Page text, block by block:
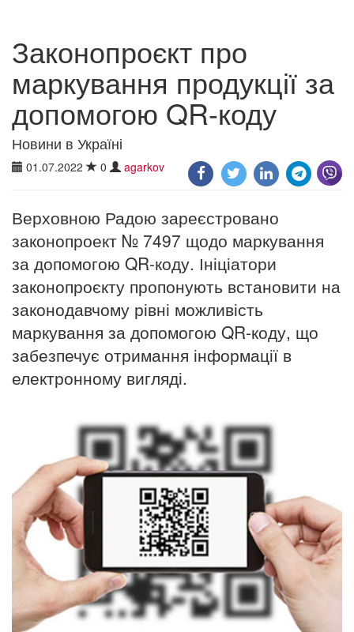
Законопроєкт про
маркування продукції за
допомогою QR-коду
Новини в Україні
01.07.2022 0 agarkov
Верховною Радою зареєстровано
законопроект № 7497 щодо маркування
за допомогою QR-коду. Ініціатори
законопроєкту пропонують встановити на
законодавчому рівні можливість
маркування за допомогою QR-коду, що
забезпечує отримання інформації в
електронному вигляді.